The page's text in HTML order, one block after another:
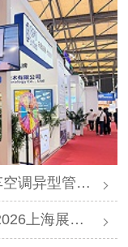
管口测试方案
术赋能汽车制造